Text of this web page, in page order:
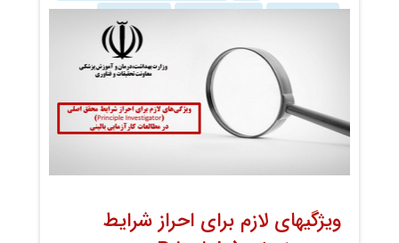
روابط عمومی معاونت پژوهش معاونت درمان
ویژگی­های لازم برای احراز شرایط